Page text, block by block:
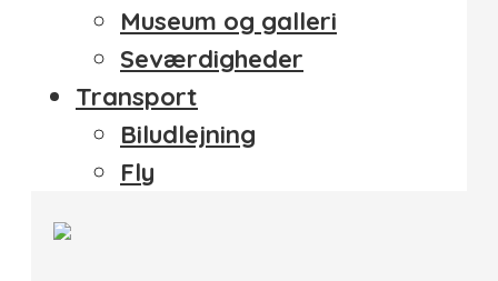
Museum og galleri
Seværdigheder
Transport
Biludlejning
Fly